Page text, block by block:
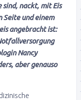
sind, nackt, mit Eis
Seite und einem
angebracht ist:
Nancy
aber genauso